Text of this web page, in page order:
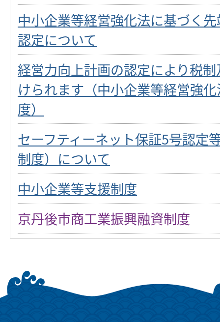
中小企業等経営強化法に基づく
認定について
経営力向上計画の認定により税
けられます（中小企業等経営強
度）
セーフティーネット保証5号認定
制度）について
中小企業等支援制度
京丹後市商工業振興融資制度